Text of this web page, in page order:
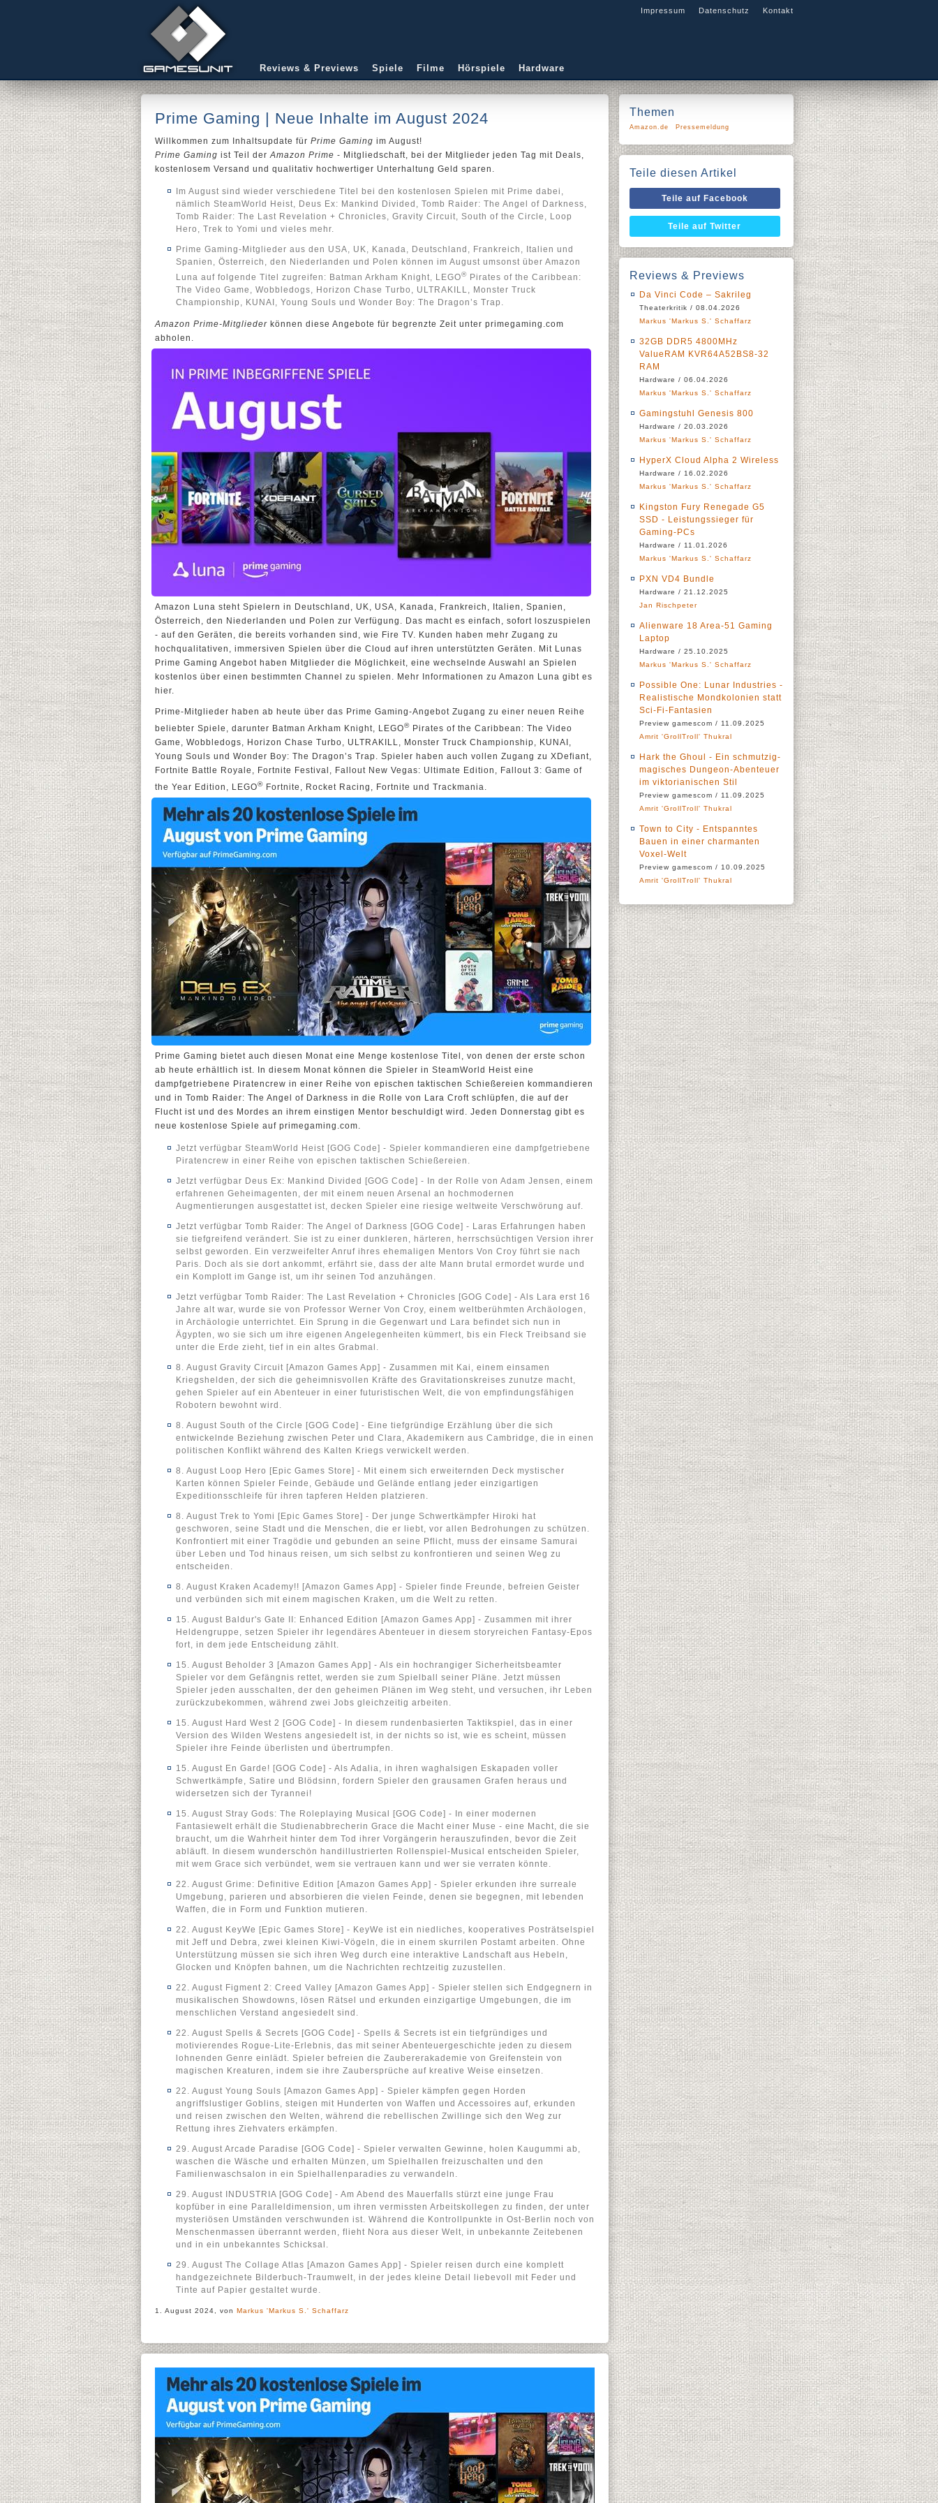
Impressum Datenschutz Kontakt
Reviews & Previews Spiele Filme Hörspiele Hardware
Prime Gaming | Neue Inhalte im August 2024
Willkommen zum Inhaltsupdate für Prime Gaming im August!
Prime Gaming ist Teil derAmazon Prime - Mitgliedschaft, bei der Mitglieder jeden Tag mit Deals,
kostenlosem Versand und qualitativ hochwertiger Unterhaltung Geld sparen.
Im August sind wieder verschiedene Titel bei den kostenlosen Spielen mit Prime dabei,
nämlich SteamWorld Heist, Deus Ex: Mankind Divided, Tomb Raider: The Angel of Darkness,
Tomb Raider: The Last Revelation + Chronicles, Gravity Circuit, South of the Circle, Loop
Hero, Trek to Yomi und vieles mehr.
Prime Gaming-Mitglieder aus den USA, UK, Kanada, Deutschland, Frankreich, Italien und
Spanien, Österreich, den Niederlanden und Polen können im August umsonst über Amazon
Luna auf folgende Titel zugreifen: Batman Arkham Knight, LEGO® Pirates of the Caribbean:
The Video Game, Wobbledogs, Horizon Chase Turbo, ULTRAKILL, Monster Truck
Championship, KUNAI, Young Souls und Wonder Boy: The Dragon’s Trap.
Amazon Prime-Mitglieder können diese Angebote für begrenzte Zeit unter primegaming.com
abholen.
Amazon Luna steht Spielern in Deutschland, UK, USA, Kanada, Frankreich, Italien, Spanien,
Österreich, den Niederlanden und Polen zur Verfügung. Das macht es einfach, sofort loszuspielen
- auf den Geräten, die bereits vorhanden sind, wie Fire TV. Kunden haben mehr Zugang zu
hochqualitativen, immersiven Spielen über die Cloud auf ihren unterstützten Geräten. Mit Lunas
Prime Gaming Angebot haben Mitglieder die Möglichkeit, eine wechselnde Auswahl an Spielen
kostenlos über einen bestimmten Channel zu spielen. Mehr Informationen zu Amazon Luna gibt es
hier.
Prime-Mitglieder haben ab heute über das Prime Gaming-Angebot Zugang zu einer neuen Reihe
beliebter Spiele, darunter Batman Arkham Knight, LEGO® Pirates of the Caribbean: The Video
Game, Wobbledogs, Horizon Chase Turbo, ULTRAKILL, Monster Truck Championship, KUNAI,
Young Souls und Wonder Boy: The Dragon’s Trap. Spieler haben auch vollen Zugang zu XDefiant,
Fortnite Battle Royale, Fortnite Festival, Fallout New Vegas: Ultimate Edition, Fallout 3: Game of
the Year Edition, LEGO® Fortnite, Rocket Racing, Fortnite und Trackmania.
Prime Gaming bietet auch diesen Monat eine Menge kostenlose Titel, von denen der erste schon
ab heute erhältlich ist. In diesem Monat können die Spieler in SteamWorld Heist eine
dampfgetriebene Piratencrew in einer Reihe von epischen taktischen Schießereien kommandieren
und in Tomb Raider: The Angel of Darkness in die Rolle von Lara Croft schlüpfen, die auf der
Flucht ist und des Mordes an ihrem einstigen Mentor beschuldigt wird. Jeden Donnerstag gibt es
neue kostenlose Spiele auf primegaming.com.
Jetzt verfügbar SteamWorld Heist [GOG Code] - Spieler kommandieren eine dampfgetriebene
Piratencrew in einer Reihe von epischen taktischen Schießereien.
Jetzt verfügbar Deus Ex: Mankind Divided [GOG Code] - In der Rolle von Adam Jensen, einem
erfahrenen Geheimagenten, der mit einem neuen Arsenal an hochmodernen
Augmentierungen ausgestattet ist, decken Spieler eine riesige weltweite Verschwörung auf.
Jetzt verfügbar Tomb Raider: The Angel of Darkness [GOG Code] - Laras Erfahrungen haben
sie tiefgreifend verändert. Sie ist zu einer dunkleren, härteren, herrschsüchtigen Version ihrer
selbst geworden. Ein verzweifelter Anruf ihres ehemaligen Mentors Von Croy führt sie nach
Paris. Doch als sie dort ankommt, erfährt sie, dass der alte Mann brutal ermordet wurde und
ein Komplott im Gange ist, um ihr seinen Tod anzuhängen.
Jetzt verfügbar Tomb Raider: The Last Revelation + Chronicles [GOG Code] - Als Lara erst 16
Jahre alt war, wurde sie von Professor Werner Von Croy, einem weltberühmten Archäologen,
in Archäologie unterrichtet. Ein Sprung in die Gegenwart und Lara befindet sich nun in
Ägypten, wo sie sich um ihre eigenen Angelegenheiten kümmert, bis ein Fleck Treibsand sie
unter die Erde zieht, tief in ein altes Grabmal.
8. August Gravity Circuit [Amazon Games App] - Zusammen mit Kai, einem einsamen
Kriegshelden, der sich die geheimnisvollen Kräfte des Gravitationskreises zunutze macht,
gehen Spieler auf ein Abenteuer in einer futuristischen Welt, die von empfindungsfähigen
Robotern bewohnt wird.
8. August South of the Circle [GOG Code] - Eine tiefgründige Erzählung über die sich
entwickelnde Beziehung zwischen Peter und Clara, Akademikern aus Cambridge, die in einen
politischen Konflikt während des Kalten Kriegs verwickelt werden.
8. August Loop Hero [Epic Games Store] - Mit einem sich erweiternden Deck mystischer
Karten können Spieler Feinde, Gebäude und Gelände entlang jeder einzigartigen
Expeditionsschleife für ihren tapferen Helden platzieren.
8. August Trek to Yomi [Epic Games Store] - Der junge Schwertkämpfer Hiroki hat
geschworen, seine Stadt und die Menschen, die er liebt, vor allen Bedrohungen zu schützen.
Konfrontiert mit einer Tragödie und gebunden an seine Pflicht, muss der einsame Samurai
über Leben und Tod hinaus reisen, um sich selbst zu konfrontieren und seinen Weg zu
entscheiden.
8. August Kraken Academy!! [Amazon Games App] - Spieler finde Freunde, befreien Geister
und verbünden sich mit einem magischen Kraken, um die Welt zu retten.
15. August Baldur's Gate II: Enhanced Edition [Amazon Games App] - Zusammen mit ihrer
Heldengruppe, setzen Spieler ihr legendäres Abenteuer in diesem storyreichen Fantasy-Epos
fort, in dem jede Entscheidung zählt.
15. August Beholder 3 [Amazon Games App] - Als ein hochrangiger Sicherheitsbeamter
Spieler vor dem Gefängnis rettet, werden sie zum Spielball seiner Pläne. Jetzt müssen
Spieler jeden ausschalten, der den geheimen Plänen im Weg steht, und versuchen, ihr Leben
zurückzubekommen, während zwei Jobs gleichzeitig arbeiten.
15. August Hard West 2 [GOG Code] - In diesem rundenbasierten Taktikspiel, das in einer
Version des Wilden Westens angesiedelt ist, in der nichts so ist, wie es scheint, müssen
Spieler ihre Feinde überlisten und übertrumpfen.
15. August En Garde! [GOG Code] - Als Adalia, in ihren waghalsigen Eskapaden voller
Schwertkämpfe, Satire und Blödsinn, fordern Spieler den grausamen Grafen heraus und
widersetzen sich der Tyrannei!
15. August Stray Gods: The Roleplaying Musical [GOG Code] - In einer modernen
Fantasiewelt erhält die Studienabbrecherin Grace die Macht einer Muse - eine Macht, die sie
braucht, um die Wahrheit hinter dem Tod ihrer Vorgängerin herauszufinden, bevor die Zeit
abläuft. In diesem wunderschön handillustrierten Rollenspiel-Musical entscheiden Spieler,
mit wem Grace sich verbündet, wem sie vertrauen kann und wer sie verraten könnte.
22. August Grime: Definitive Edition [Amazon Games App] - Spieler erkunden ihre surreale
Umgebung, parieren und absorbieren die vielen Feinde, denen sie begegnen, mit lebenden
Waffen, die in Form und Funktion mutieren.
22. August KeyWe [Epic Games Store] - KeyWe ist ein niedliches, kooperatives Posträtselspiel
mit Jeff und Debra, zwei kleinen Kiwi-Vögeln, die in einem skurrilen Postamt arbeiten. Ohne
Unterstützung müssen sie sich ihren Weg durch eine interaktive Landschaft aus Hebeln,
Glocken und Knöpfen bahnen, um die Nachrichten rechtzeitig zuzustellen.
22. August Figment 2: Creed Valley [Amazon Games App] - Spieler stellen sich Endgegnern in
musikalischen Showdowns, lösen Rätsel und erkunden einzigartige Umgebungen, die im
menschlichen Verstand angesiedelt sind.
22. August Spells & Secrets [GOG Code] - Spells & Secrets ist ein tiefgründiges und
motivierendes Rogue-Lite-Erlebnis, das mit seiner Abenteuergeschichte jeden zu diesem
lohnenden Genre einlädt. Spieler befreien die Zaubererakademie von Greifenstein von
magischen Kreaturen, indem sie ihre Zaubersprüche auf kreative Weise einsetzen.
22. August Young Souls [Amazon Games App] - Spieler kämpfen gegen Horden
angriffslustiger Goblins, steigen mit Hunderten von Waffen und Accessoires auf, erkunden
und reisen zwischen den Welten, während die rebellischen Zwillinge sich den Weg zur
Rettung ihres Ziehvaters erkämpfen.
29. August Arcade Paradise [GOG Code] - Spieler verwalten Gewinne, holen Kaugummi ab,
waschen die Wäsche und erhalten Münzen, um Spielhallen freizuschalten und den
Familienwaschsalon in ein Spielhallenparadies zu verwandeln.
29. August INDUSTRIA [GOG Code] - Am Abend des Mauerfalls stürzt eine junge Frau
kopfüber in eine Paralleldimension, um ihren vermissten Arbeitskollegen zu finden, der unter
mysteriösen Umständen verschwunden ist. Während die Kontrollpunkte in Ost-Berlin noch von
Menschenmassen überrannt werden, flieht Nora aus dieser Welt, in unbekannte Zeitebenen
und in ein unbekanntes Schicksal.
29. August The Collage Atlas [Amazon Games App] - Spieler reisen durch eine komplett
handgezeichnete Bilderbuch-Traumwelt, in der jedes kleine Detail liebevoll mit Feder und
Tinte auf Papier gestaltet wurde.
1. August 2024, von Markus 'Markus S.' Schaffarz
Themen
Amazon.de Pressemeldung
Teile diesen Artikel
Teile auf Facebook
Teile auf Twitter
Reviews & Previews
Da Vinci Code – Sakrileg
Theaterkritik / 08.04.2026
Markus 'Markus S.' Schaffarz
32GB DDR5 4800MHz
ValueRAM KVR64A52BS8-32
RAM
Hardware / 06.04.2026
Markus 'Markus S.' Schaffarz
Gamingstuhl Genesis 800
Hardware / 20.03.2026
Markus 'Markus S.' Schaffarz
HyperX Cloud Alpha 2 Wireless
Hardware / 16.02.2026
Markus 'Markus S.' Schaffarz
Kingston Fury Renegade G5
SSD - Leistungssieger für
Gaming-PCs
Hardware / 11.01.2026
Markus 'Markus S.' Schaffarz
PXN VD4 Bundle
Hardware / 21.12.2025
Jan Rischpeter
Alienware 18 Area-51 Gaming
Laptop
Hardware / 25.10.2025
Markus 'Markus S.' Schaffarz
Possible One: Lunar Industries -
Realistische Mondkolonien statt
Sci-Fi-Fantasien
Preview gamescom / 11.09.2025
Amrit 'GrollTroll' Thukral
Hark the Ghoul - Ein schmutzig-
magisches Dungeon-Abenteuer
im viktorianischen Stil
Preview gamescom / 11.09.2025
Amrit 'GrollTroll' Thukral
Town to City - Entspanntes
Bauen in einer charmanten
Voxel-Welt
Preview gamescom / 10.09.2025
Amrit 'GrollTroll' Thukral